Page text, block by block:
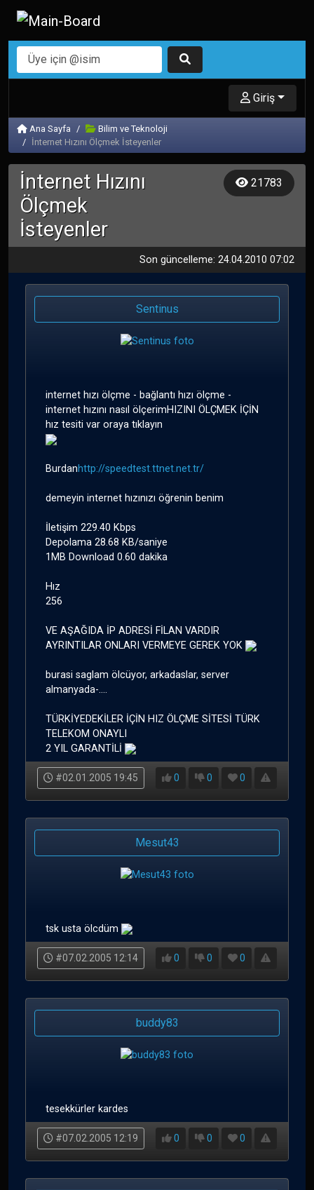
Giriş
Ana Sayfa
Bilim ve Teknoloji
İnternet Hızını Ölçmek İsteyenler
İnternet Hızını
Ölçmek
İsteyenler
21783
Son güncelleme: 24.04.2010 07:02
Sentinus
internet hızı ölçme - bağlantı hızı ölçme -
internet hızını nasıl ölçerimHIZINI ÖLÇMEK İÇİN
hız tesiti var oraya tıklayın
Burdanhttp://speedtest.ttnet.net.tr/
demeyin internet hızınızı öğrenin benim
İletişim 229.40 Kbps
Depolama 28.68 KB/saniye
1MB Download 0.60 dakika
Hız
256
VE AŞAĞIDA İP ADRESİ FİLAN VARDIR
AYRINTILAR ONLARI VERMEYE GEREK YOK
burasi saglam ölcüyor, arkadaslar, server
almanyada-....
TÜRKİYEDEKİLER İÇİN HIZ ÖLÇME SİTESİ TÜRK
TELEKOM ONAYLI
2 YIL GARANTİLİ
#02.01.2005 19:45 0 0 0
Mesut43
tsk usta ölcdüm
#07.02.2005 12:14 0 0 0
buddy83
tesekkürler kardes
#07.02.2005 12:19 0 0 0